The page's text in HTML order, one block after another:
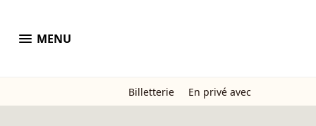
menu MENU
Billetterie En privé avec